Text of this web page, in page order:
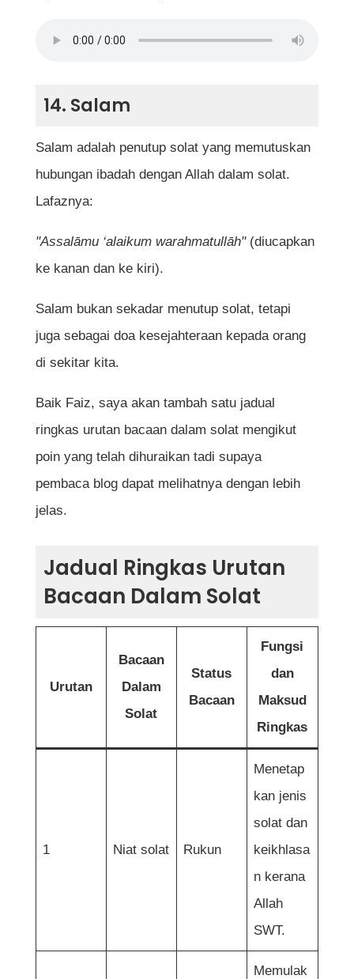
14. Salam
Salam adalah penutup solat yang memutuskan
hubungan ibadah dengan Allah dalam solat.
Lafaznya:
"Assalāmu ‘alaikum warahmatullāh"(diucapkan
ke kanan dan ke kiri).
Salam bukan sekadar menutup solat, tetapi
juga sebagai doa kesejahteraan kepada orang
di sekitar kita.
Baik Faiz, saya akan tambah satu jadual
ringkas urutan bacaan dalam solat mengikut
poin yang telah dihuraikan tadi supaya
pembaca blog dapat melihatnya dengan lebih
jelas.
Jadual Ringkas Urutan
Bacaan Dalam Solat
Urutan
Bacaan
Dalam
Solat
Status
Bacaan
Fungsi
dan
Maksud
Ringkas
1 Niat solat Rukun
Menetap
kan jenis
solat dan
keikhlasa
n kerana
Allah
SWT.
Memulak